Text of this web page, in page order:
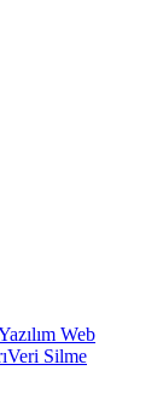
Web
Veri Silme